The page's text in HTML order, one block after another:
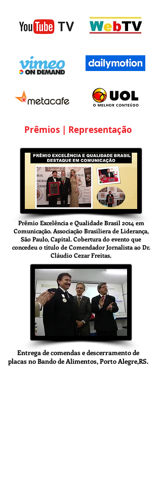
Prêmios | Representação
Prêmio Excelência e Qualidade Brasil 2014 em
Comunicação. Associação Brasiliera de Liderança,
São Paulo, Capital. Cobertura do evento que
concedeu o título de Comendador Jornalista ao Dr.
Cláudio Cezar Freitas.
Entrega de comendas e descerramento de
placas no Bando de Alimentos, Porto Alegre,RS.